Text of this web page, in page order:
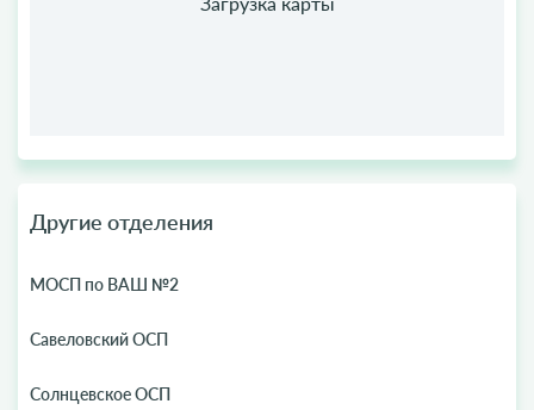
Другие отделения
МОСП по ВАШ №2
Савеловский ОСП
Солнцевское ОСП